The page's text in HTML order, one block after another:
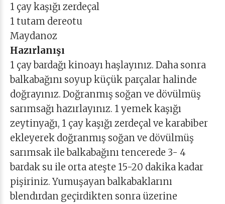
1 çay kaşığı zerdeçal
1 tutam dereotu
Maydanoz
Hazırlanışı
1 çay bardağı kinoayı haşlayınız. Daha sonra
balkabağını soyup küçük parçalar halinde
doğrayınız. Doğranmış soğan ve dövülmüş
sarımsağı hazırlayınız. 1 yemek kaşığı
zeytinyağı, 1 çay kaşığı zerdeçal ve karabiber
ekleyerek doğranmış soğan ve dövülmüş
sarımsak ile balkabağını tencerede 3- 4
bardak su ile orta ateşte 15-20 dakika kadar
pişiriniz. Yumuşayan balkabaklarını
blendırdan geçirdikten sonra üzerine